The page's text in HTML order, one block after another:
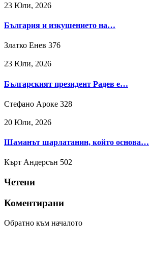
23 Юли, 2026
България и изкушението на…
Златко Енев 376
23 Юли, 2026
Българският президент Радев е…
Стефано Ароке 328
20 Юли, 2026
Шаманът шарлатанин, който основа…
Кърт Андерсън 502
Четени
Коментирани
Обратно към началото